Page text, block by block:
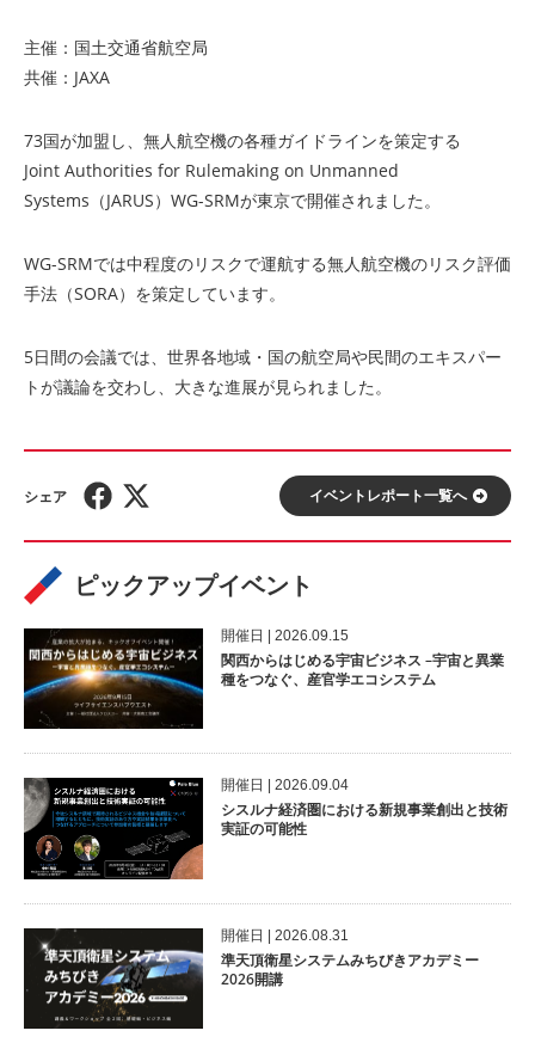
主催：国土交通省航空局
共催：JAXA
73国が加盟し、無人航空機の各種ガイドラインを策定する
Joint Authorities for Rulemaking on Unmanned
Systems（JARUS）WG-SRMが東京で開催されました。
WG-SRMでは中程度のリスクで運航する無人航空機のリスク評価
手法（SORA）を策定しています。
5日間の会議では、世界各地域・国の航空局や民間のエキスパー
トが議論を交わし、大きな進展が見られました。
イベントレポート⼀覧へ
ピックアップイベント
開催⽇ | 2026.09.15
関西からはじめる宇宙ビジネス –宇宙と異業
種をつなぐ、産官学エコシステム
開催⽇ | 2026.09.04
シスルナ経済圏における新規事業創出と技術
実証の可能性
開催⽇ | 2026.08.31
準天頂衛星システムみちびきアカデミー
2026開講